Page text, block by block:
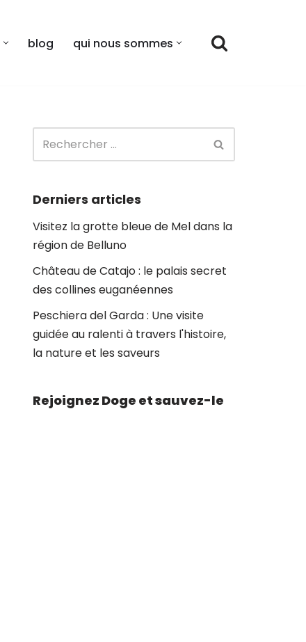
blog qui nous sommes
Derniers articles
Visitez la grotte bleue de Mel dans la
région de Belluno
Château de Catajo : le palais secret
des collines euganéennes
Peschiera del Garda : Une visite
guidée au ralenti à travers l'histoire,
la nature et les saveurs
Rejoignez Doge et sauvez-le